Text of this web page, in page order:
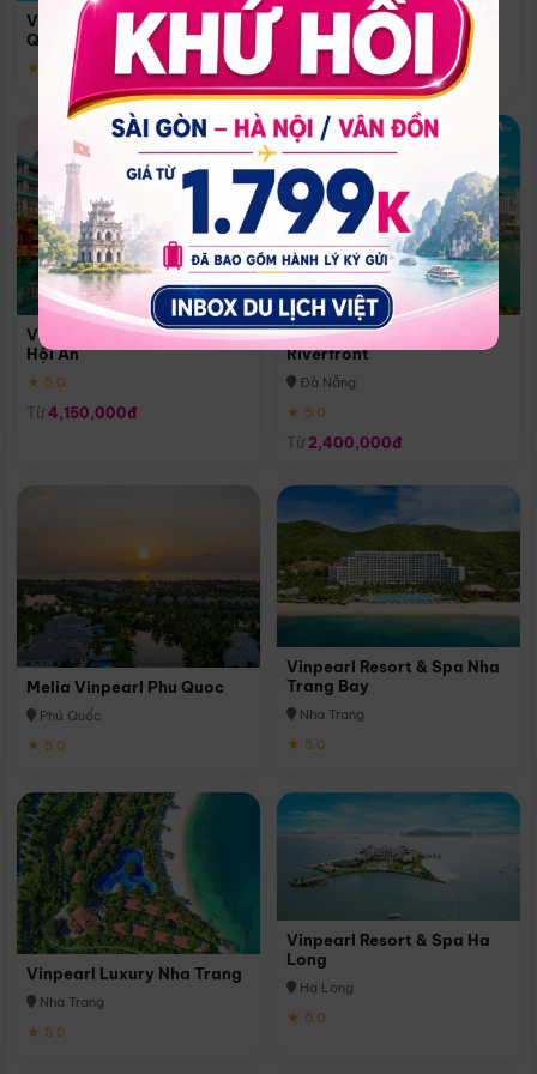
Vinpearl Resort & Spa Phu
Quoc
★ 5.0
Quoc
Phú Quốc
★ 5.0
Vinpearl Resort & Golf Nam
Hội An
★ 5.0
Từ 4,150,000đ
Melia Vinpearl Danang
Riverfront
Đà Nẵng
★ 5.0
Từ 2,400,000đ
Melia Vinpearl Phu Quoc
Phú Quốc
★ 5.0
Vinpearl Resort & Spa Nha
Trang Bay
Nha Trang
★ 5.0
Vinpearl Luxury Nha Trang
Nha Trang
★ 5.0
Vinpearl Resort & Spa Ha
Long
Hạ Long
★ 5.0